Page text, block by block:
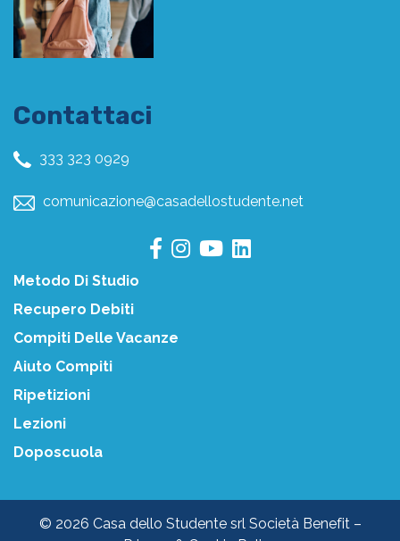
Contattaci
333 323 0929
comunicazione@casadellostudente.net
Metodo Di Studio
Recupero Debiti
Compiti Delle Vacanze
Aiuto Compiti
Ripetizioni
Lezioni
Doposcuola
© 2026 Casa dello Studente srl Società Benefit –